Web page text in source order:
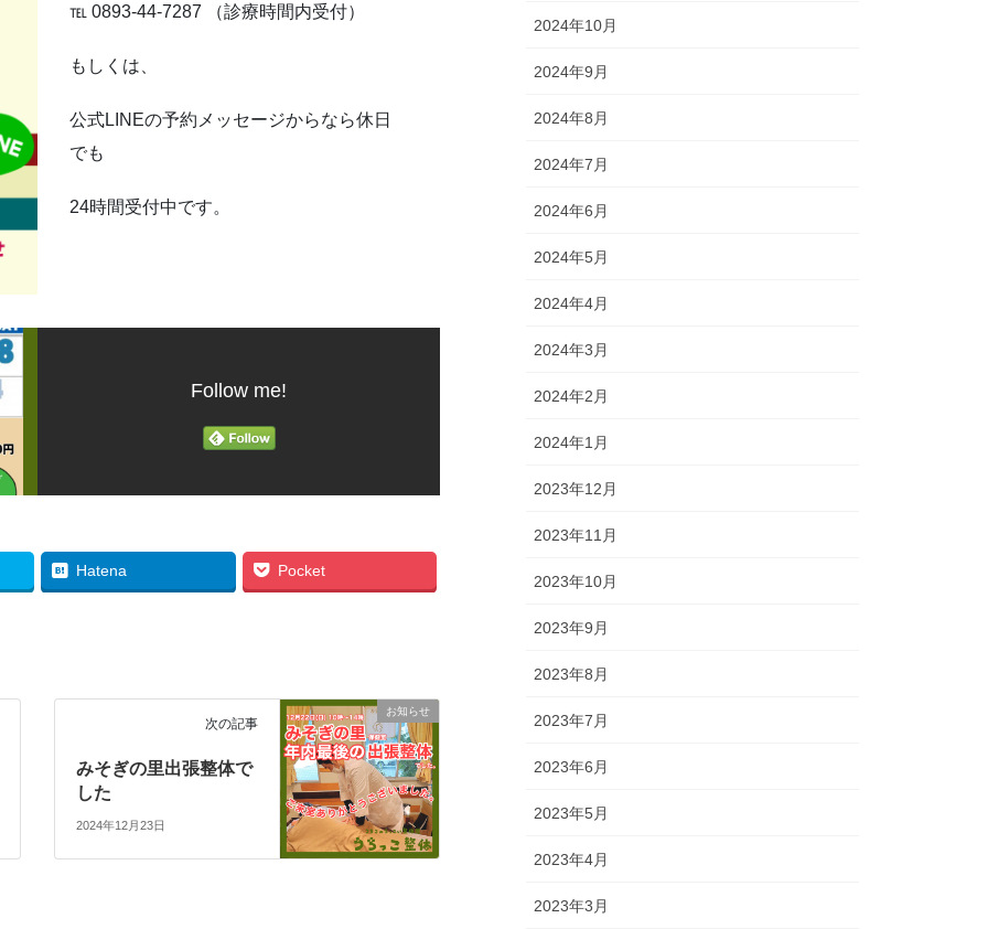
℡ 0893-44-7287 （診療時間内受付）
もしくは、
公式LINEの予約メッセージからなら休日
でも
24時間受付中です。
Follow me!
Hatena Pocket
お知らせ
次の記事
みそぎの里出張整体で
した
2024年12月23日
2024年10月
2024年9月
2024年8月
2024年7月
2024年6月
2024年5月
2024年4月
2024年3月
2024年2月
2024年1月
2023年12月
2023年11月
2023年10月
2023年9月
2023年8月
2023年7月
2023年6月
2023年5月
2023年4月
2023年3月